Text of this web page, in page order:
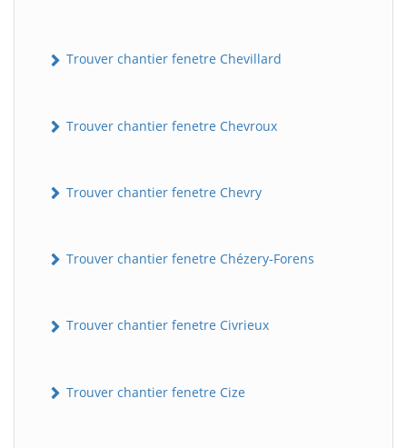
Trouver chantier fenetre Chevillard
Trouver chantier fenetre Chevroux
Trouver chantier fenetre Chevry
Trouver chantier fenetre Chézery-Forens
Trouver chantier fenetre Civrieux
Trouver chantier fenetre Cize